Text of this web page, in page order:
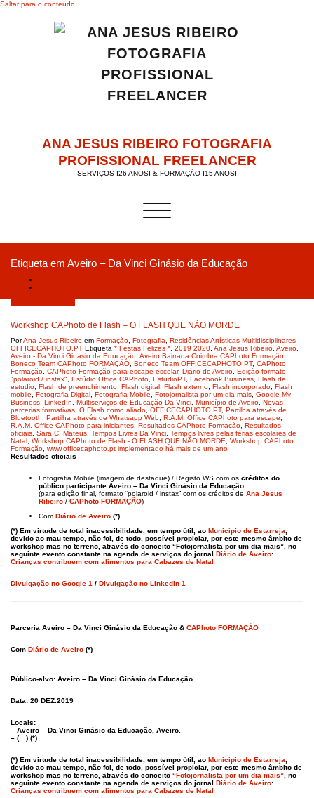
Saltar para o conteúdo
ANA JESUS RIBEIRO FOTOGRAFIA
PROFISSIONAL FREELANCER
SERVIÇOS I26 ANOSI & FORMAÇÃO I15 ANOSI
Alternar a navegação
Etiqueta em Aveiro – Da Vinci Ginásio da Educação
Workshop CAPhoto de Flash – O FLASH QUE NÃO MORDE
PorAna Jesus Ribeiro em Formação Fotografia
Residências Artísticas Multidisciplinares
OFFICECAPHOTO.PT Etiqueta * Festas Felizes * 2019 2020 Ana Jesus Ribeiro Aveiro
Aveiro - Da Vinci Ginásio da Educação Aveiro Bairrada Coimbra CAPhoto Formação
Boneco Team CAPhoto FORMAÇÃO Boneco Team OFFICECAPHOTO.PT, CAPhoto
Formação CAPhoto Formação para escape escolar, Diário de Aveiro Edição formato
"polaroid / instax" Estúdio Office CAPhoto EstudioPT, Facebook Business Flash de
estúdio Flash de preenchimento Flash digital Flash externo Flash incorporado Flash
mobile
Fotografia Digital Fotografia Mobile Fotojornalista por um dia mais Google My
Business LinkedIn Multiserviços de Educação Da Vinci Município de Aveiro Novas
parcerias formativas O Flash como aliado OFFICECAPHOTO.PT, Partilha através de
Bluetooth
Partilha através de Whatsapp Web R.A.M. Office CAPhoto para escape
R.A.M. Office CAPhoto para iniciantes Resultados CAPhoto Formação Resultados
oficiais Sara C. Mateus Tempos Livres Da Vinci Tempos livres pelas férias escolares de
Natal Workshop CAPhoto de Flash - O FLASH QUE NÃO MORDE
Workshop CAPhoto
Formação www.officecaphoto.pt implementado há mais de um ano
Resultados oficiais
Fotografia Mobile (imagem de destaque) / Registo WS com os créditos do
público participante Aveiro – Da Vinci Ginásio da Educação
(para edição final, formato “polaroid / instax” com os créditos de Ana Jesus
Ribeiro / CAPhoto FORMAÇÃO)
Com Diário de Aveiro (*)
(*) Em virtude de total inacessibilidade, em tempo útil, ao Município de Estarreja
devido ao mau tempo, não foi, de todo, possível propiciar, por este mesmo âmbito de
workshop mas no terreno, através do conceito “Fotojornalista por um dia mais”, no
seguinte evento constante na agenda de serviços do jornal Diário de Aveiro:
Crianças contribuem com alimentos para Cabazes de Natal
Divulgação no Google 1 / Divulgação no LinkedIn 1
Parceria Aveiro – Da Vinci Ginásio da Educação & CAPhoto FORMAÇÃO
Com Diário de Aveiro (*)
Público-alvo: Aveiro – Da Vinci Ginásio da Educação.
Data: 20 DEZ.2019
Locais:
– Aveiro – Da Vinci Ginásio da Educação, Aveiro.
– (…) (*)
(*) Em virtude de total inacessibilidade, em tempo útil, ao Município de Estarreja
devido ao mau tempo, não foi, de todo, possível propiciar, por este mesmo âmbito de
workshop mas no terreno, através do conceito “Fotojornalista por um dia mais” , no
seguinte evento constante na agenda de serviços do jornal Diário de Aveiro:
Crianças contribuem com alimentos para Cabazes de Natal